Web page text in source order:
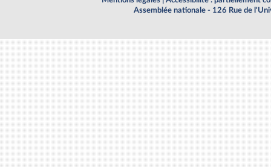
Assemblée nationale - 126 Rue de